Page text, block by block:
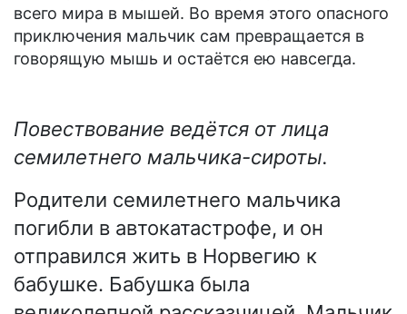
всего мира в мышей. Во время этого опасного
приключения мальчик сам превращается в
говорящую мышь и остаётся ею навсегда.
Повествование ведётся от лица
семилетнего мальчика-сироты.
Родители семилетнего мальчика
погибли в автокатастрофе, и он
отправился жить в Норвегию к
бабушке. Бабушка была